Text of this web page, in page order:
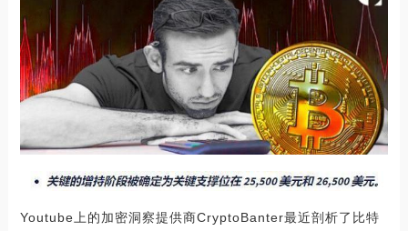
Youtube上的加密洞察提供商CryptoBanter最近剖析了比特